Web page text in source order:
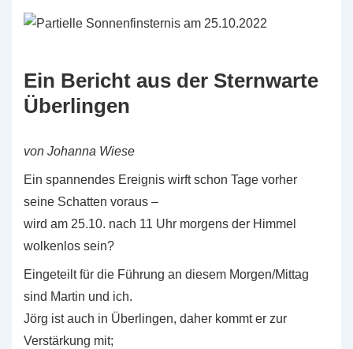
Ein Bericht aus der Sternwarte
Überlingen
von Johanna Wiese
Ein spannendes Ereignis wirft schon Tage vorher
seine Schatten voraus –
wird am 25.10. nach 11 Uhr morgens der Himmel
wolkenlos sein?
Eingeteilt für die Führung an diesem Morgen/Mittag
sind Martin und ich.
Jörg ist auch in Überlingen, daher kommt er zur
Verstärkung mit;